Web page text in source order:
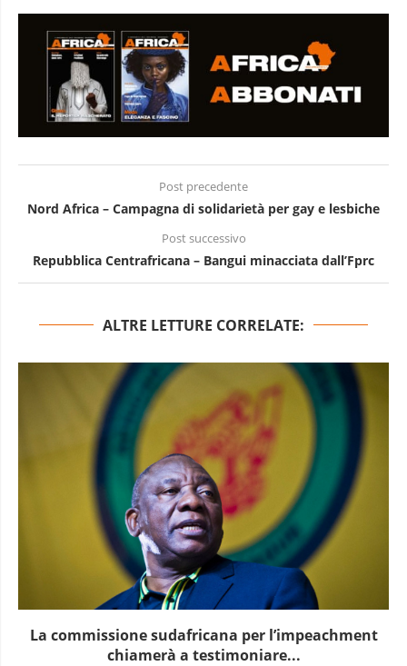
Post precedente
Nord Africa – Campagna di solidarietà per gay e lesbiche
Post successivo
Repubblica Centrafricana – Bangui minacciata dall’Fprc
ALTRE LETTURE CORRELATE:
La commissione sudafricana per l’impeachment
chiamerà a testimoniare...